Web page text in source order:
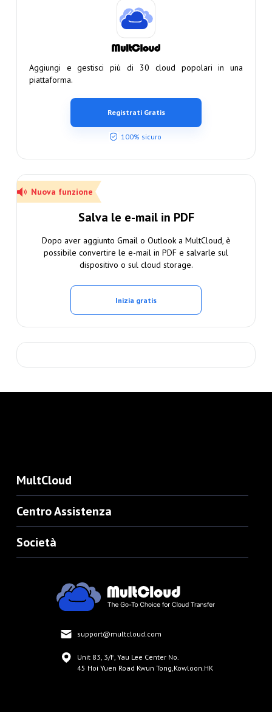
Aggiungi e gestisci più di 30 cloud popolari in una
piattaforma.
Registrati Gratis
100% sicuro
Nuova funzione
Salva le e-mail in PDF
Dopo aver aggiunto Gmail o Outlook a MultCloud, è
possibile convertire le e-mail in PDF e salvarle sul
dispositivo o sul cloud storage.
Inizia gratis
MultCloud
Centro Assistenza
Società
support@multcloud.com
Unit 83, 3/F, Yau Lee Center No.
45 Hoi Yuen Road Kwun Tong,Kowloon.HK